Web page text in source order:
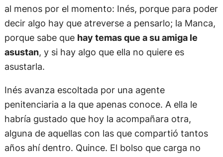
al menos por el momento: Inés, porque para poder
decir algo hay que atreverse a pensarlo; la Manca,
porque sabe que hay temas que a su amiga le
asustan, y si hay algo que ella no quiere es
asustarla.
Inés avanza escoltada por una agente
penitenciaria a la que apenas conoce. A ella le
habría gustado que hoy la acompañara otra,
alguna de aquellas con las que compartió tantos
años ahí dentro. Quince. El bolso que carga no